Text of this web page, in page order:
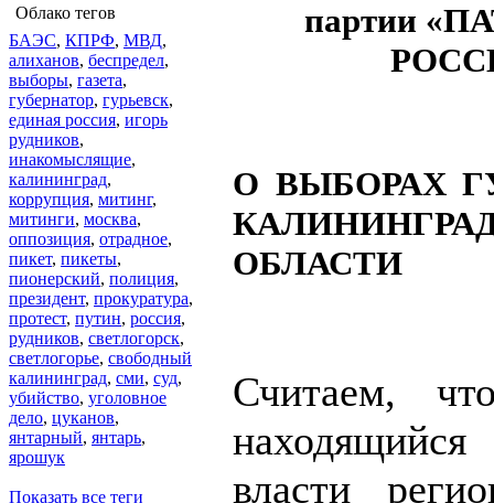
Облако тегов
БАЭС, КПРФ, МВД,
алиханов, беспредел,
выборы, газета,
губернатор, гурьевск,
единая россия, игорь
рудников,
инакомыслящие,
калининград,
коррупция, митинг,
митинги, москва,
оппозиция, отрадное,
пикет, пикеты,
пионерский, полиция,
президент, прокуратура,
протест, путин, россия,
рудников, светлогорск,
светлогорье, свободный
калининград, сми, суд,
убийство, уголовное
дело, цуканов,
янтарный, янтарь,
ярошук
Показать все теги
партии
О ВЫБОРАХ
ОБЛАСТИ
Считаем,
власти